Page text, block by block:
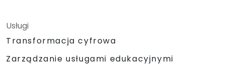
Usługi
Transformacja cyfrowa
Zarządzanie usługami edukacyjnymi